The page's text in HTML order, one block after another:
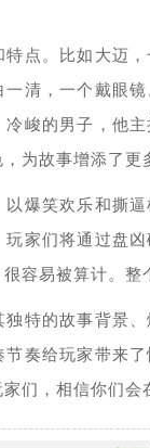
点。比如大迈
清，一个戴眼
峻的男子，他
为故事增添了更
爆笑欢乐和撕
家们将通过盘
容易被算计。整
特的故事背景
奏给玩家带来
们，相信你们会